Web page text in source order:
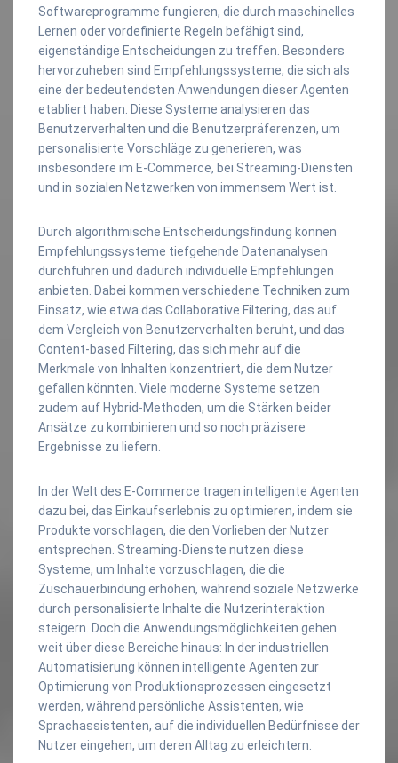
Softwareprogramme fungieren, die durch maschinelles
Lernen oder vordefinierte Regeln befähigt sind,
eigenständige Entscheidungen zu treffen. Besonders
hervorzuheben sind Empfehlungssysteme, die sich als
eine der bedeutendsten Anwendungen dieser Agenten
etabliert haben. Diese Systeme analysieren das
Benutzerverhalten und die Benutzerpräferenzen, um
personalisierte Vorschläge zu generieren, was
insbesondere im E-Commerce, bei Streaming-Diensten
und in sozialen Netzwerken von immensem Wert ist.
Durch algorithmische Entscheidungsfindung können
Empfehlungssysteme tiefgehende Datenanalysen
durchführen und dadurch individuelle Empfehlungen
anbieten. Dabei kommen verschiedene Techniken zum
Einsatz, wie etwa das Collaborative Filtering, das auf
dem Vergleich von Benutzerverhalten beruht, und das
Content-based Filtering, das sich mehr auf die
Merkmale von Inhalten konzentriert, die dem Nutzer
gefallen könnten. Viele moderne Systeme setzen
zudem auf Hybrid-Methoden, um die Stärken beider
Ansätze zu kombinieren und so noch präzisere
Ergebnisse zu liefern.
In der Welt des E-Commerce tragen intelligente Agenten
dazu bei, das Einkaufserlebnis zu optimieren, indem sie
Produkte vorschlagen, die den Vorlieben der Nutzer
entsprechen. Streaming-Dienste nutzen diese
Systeme, um Inhalte vorzuschlagen, die die
Zuschauerbindung erhöhen, während soziale Netzwerke
durch personalisierte Inhalte die Nutzerinteraktion
steigern. Doch die Anwendungsmöglichkeiten gehen
weit über diese Bereiche hinaus: In der industriellen
Automatisierung können intelligente Agenten zur
Optimierung von Produktionsprozessen eingesetzt
werden, während persönliche Assistenten, wie
Sprachassistenten, auf die individuellen Bedürfnisse der
Nutzer eingehen, um deren Alltag zu erleichtern.